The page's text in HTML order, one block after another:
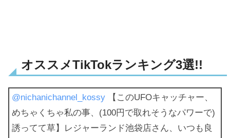
オススメTikTokランキング3選!!
@nichanichannel_kossy 【このUFOキャッチャー、
めちゃくちゃ私の事、(100円で取れそうなパワーで)
誘ってて草】レジャーランド池袋店さん、いつも良